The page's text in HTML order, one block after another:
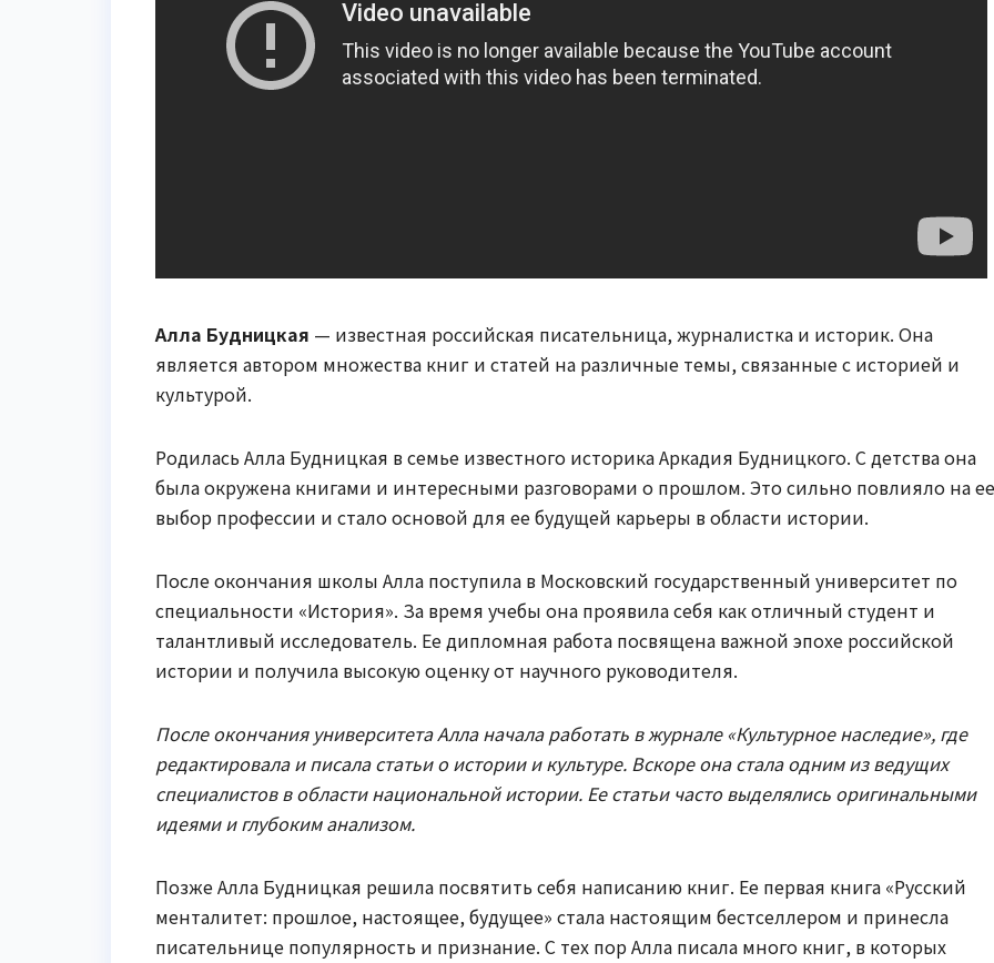
Алла Будницкая — известная российская писательница, журналистка и историк. Она
является автором множества книг и статей на различные темы, связанные с историей и
культурой.
Родилась Алла Будницкая в семье известного историка Аркадия Будницкого. С детства она
была окружена книгами и интересными разговорами о прошлом. Это сильно повлияло на ее
выбор профессии и стало основой для ее будущей карьеры в области истории.
После окончания школы Алла поступила в Московский государственный университет по
специальности «История». За время учебы она проявила себя как отличный студент и
талантливый исследователь. Ее дипломная работа посвящена важной эпохе российской
истории и получила высокую оценку от научного руководителя.
После окончания университета Алла начала работать в журнале «Культурное наследие», где
редактировала и писала статьи о истории и культуре. Вскоре она стала одним из ведущих
специалистов в области национальной истории. Ее статьи часто выделялись оригинальными
идеями и глубоким анализом.
Позже Алла Будницкая решила посвятить себя написанию книг. Ее первая книга «Русский
менталитет: прошлое, настоящее, будущее» стала настоящим бестселлером и принесла
писательнице популярность и признание. С тех пор Алла писала много книг, в которых